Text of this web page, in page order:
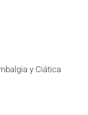
y Ciática